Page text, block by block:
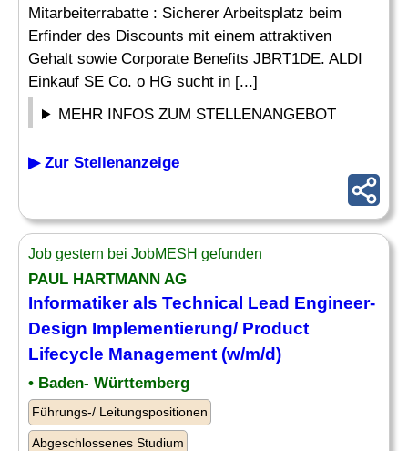
Mitarbeiterrabatte : Sicherer Arbeitsplatz beim
Erfinder des Discounts mit einem attraktiven
Gehalt sowie Corporate Benefits JBRT1DE. ALDI
Einkauf SE Co. o HG sucht in [...]
MEHR INFOS ZUM STELLENANGEBOT
▶ Zur Stellenanzeige
Job gestern bei JobMESH gefunden
PAUL HARTMANN AG
Informatiker als Technical Lead Engineer-
Design Implementierung/ Product
Lifecycle Management (w/m/d)
• Baden- Württemberg
Führungs-/ Leitungspositionen
Abgeschlossenes Studium